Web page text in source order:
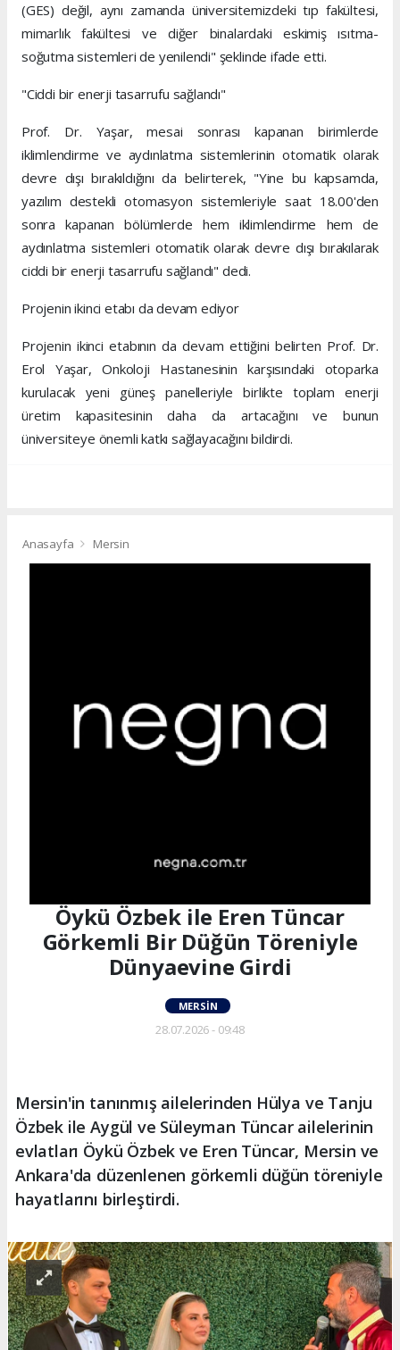
(GES) değil, aynı zamanda üniversitemizdeki tıp fakültesi,
mimarlık fakültesi ve diğer binalardaki eskimiş ısıtma-
soğutma sistemleri de yenilendi" şeklinde ifade etti.
"Ciddi bir enerji tasarrufu sağlandı"
Prof. Dr. Yaşar, mesai sonrası kapanan birimlerde
iklimlendirme ve aydınlatma sistemlerinin otomatik olarak
devre dışı bırakıldığını da belirterek, "Yine bu kapsamda,
yazılım destekli otomasyon sistemleriyle saat 18.00'den
sonra kapanan bölümlerde hem iklimlendirme hem de
aydınlatma sistemleri otomatik olarak devre dışı bırakılarak
ciddi bir enerji tasarrufu sağlandı" dedi.
Projenin ikinci etabı da devam ediyor
Projenin ikinci etabının da devam ettiğini belirten Prof. Dr.
Erol Yaşar, Onkoloji Hastanesinin karşısındaki otoparka
kurulacak yeni güneş panelleriyle birlikte toplam enerji
üretim kapasitesinin daha da artacağını ve bunun
üniversiteye önemli katkı sağlayacağını bildirdi.
Anasayfa Mersin
Öykü Özbek ile Eren Tüncar
Görkemli Bir Düğün Töreniyle
Dünyaevine Girdi
MERSIN
28.07.2026 - 09:48
Mersin'in tanınmış ailelerinden Hülya ve Tanju
Özbek ile Aygül ve Süleyman Tüncar ailelerinin
evlatları Öykü Özbek ve Eren Tüncar, Mersin ve
Ankara'da düzenlenen görkemli düğün töreniyle
hayatlarını birleştirdi.